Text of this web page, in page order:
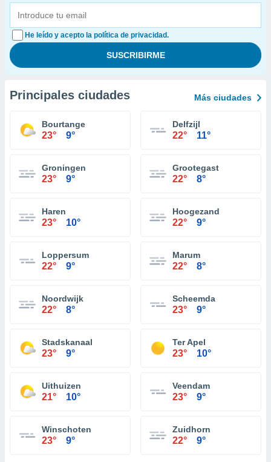
He leído y acepto la política de privacidad.
Principales ciudades Más ciudades
Bourtange
23° 9°
Delfzijl
22° 11°
Groningen
23° 9°
Grootegast
22° 8°
Haren
23° 10°
Hoogezand
22° 9°
Loppersum
22° 9°
Marum
22° 8°
Noordwijk
22° 8°
Scheemda
23° 9°
Stadskanaal
23° 9°
Ter Apel
23° 10°
Uithuizen
21° 10°
Veendam
23° 9°
Winschoten
23° 9°
Zuidhorn
22° 9°